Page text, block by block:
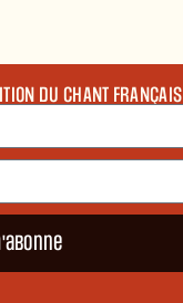
DU CHANT FRANÇAIS